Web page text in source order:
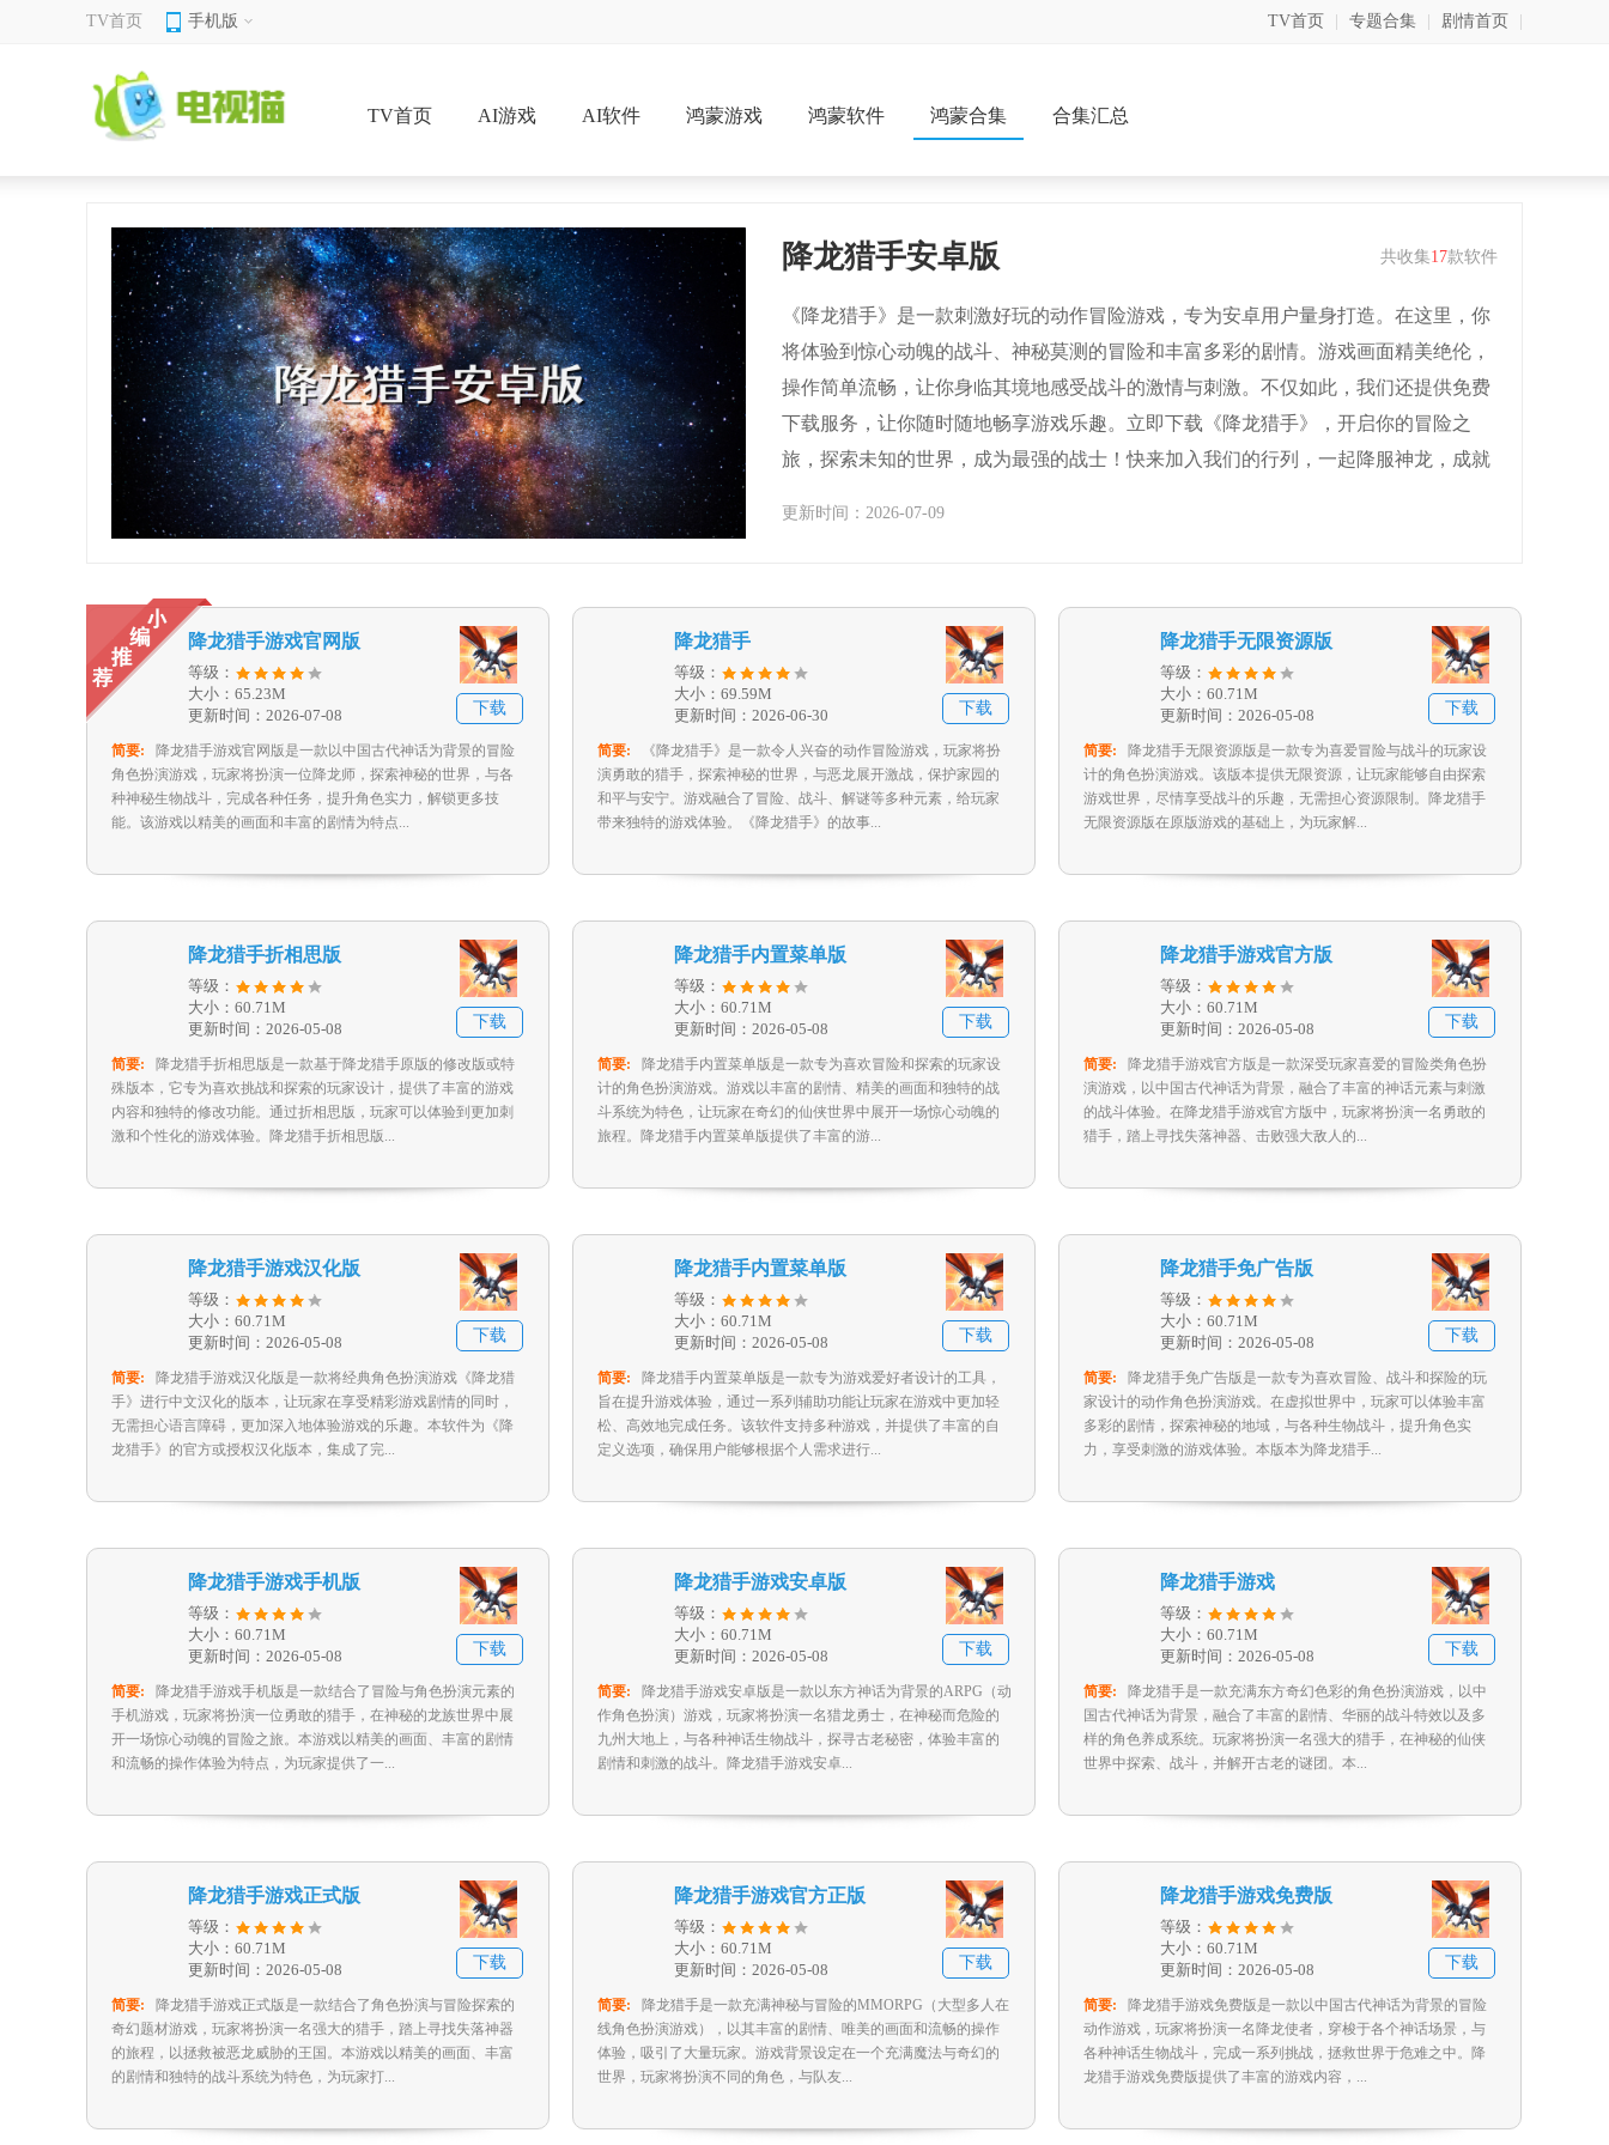
TV首页 手机版 TV首页 专题合集 剧情首页
TV首页 AI游戏 AI软件 鸿蒙游戏 鸿蒙软件 鸿蒙合集 合集汇总
共收集17款软件
降龙猎手安卓版
《降龙猎手》是一款刺激好玩的动作冒险游戏，专为安卓用户量身打造。在这里，你
将体验到惊心动魄的战斗、神秘莫测的冒险和丰富多彩的剧情。游戏画面精美绝伦，
操作简单流畅，让你身临其境地感受战斗的激情与刺激。不仅如此，我们还提供免费
下载服务，让你随时随地畅享游戏乐趣。立即下载《降龙猎手》，开启你的冒险之
旅，探索未知的世界，成为最强的战士！快来加入我们的行列，一起降服神龙，成就
更新时间：2026-07-09
降龙猎手游戏官网版
等级：
大小：65.23M
更新时间：2026-07-08
下载
简要:
降龙猎手游戏官网版是一款以中国古代神话为背景的冒险
角色扮演游戏，玩家将扮演一位降龙师，探索神秘的世界，与各
种神秘生物战斗，完成各种任务，提升角色实力，解锁更多技
能。该游戏以精美的画面和丰富的剧情为特点...
降龙猎手
等级：
大小：69.59M
更新时间：2026-06-30
下载
简要:
《降龙猎手》是一款令人兴奋的动作冒险游戏，玩家将扮
演勇敢的猎手，探索神秘的世界，与恶龙展开激战，保护家园的
和平与安宁。游戏融合了冒险、战斗、解谜等多种元素，给玩家
带来独特的游戏体验。《降龙猎手》的故事...
降龙猎手无限资源版
等级：
大小：60.71M
更新时间：2026-05-08
下载
简要:
降龙猎手无限资源版是一款专为喜爱冒险与战斗的玩家设
计的角色扮演游戏。该版本提供无限资源，让玩家能够自由探索
游戏世界，尽情享受战斗的乐趣，无需担心资源限制。降龙猎手
无限资源版在原版游戏的基础上，为玩家解...
降龙猎手折相思版
等级：
大小：60.71M
更新时间：2026-05-08
下载
简要:
降龙猎手折相思版是一款基于降龙猎手原版的修改版或特
殊版本，它专为喜欢挑战和探索的玩家设计，提供了丰富的游戏
内容和独特的修改功能。通过折相思版，玩家可以体验到更加刺
激和个性化的游戏体验。降龙猎手折相思版...
降龙猎手内置菜单版
等级：
大小：60.71M
更新时间：2026-05-08
下载
简要:
降龙猎手内置菜单版是一款专为喜欢冒险和探索的玩家设
计的角色扮演游戏。游戏以丰富的剧情、精美的画面和独特的战
斗系统为特色，让玩家在奇幻的仙侠世界中展开一场惊心动魄的
旅程。降龙猎手内置菜单版提供了丰富的游...
降龙猎手游戏官方版
等级：
大小：60.71M
更新时间：2026-05-08
下载
简要:
降龙猎手游戏官方版是一款深受玩家喜爱的冒险类角色扮
演游戏，以中国古代神话为背景，融合了丰富的神话元素与刺激
的战斗体验。在降龙猎手游戏官方版中，玩家将扮演一名勇敢的
猎手，踏上寻找失落神器、击败强大敌人的...
降龙猎手游戏汉化版
等级：
大小：60.71M
更新时间：2026-05-08
下载
简要:
降龙猎手游戏汉化版是一款将经典角色扮演游戏《降龙猎
手》进行中文汉化的版本，让玩家在享受精彩游戏剧情的同时，
无需担心语言障碍，更加深入地体验游戏的乐趣。本软件为《降
龙猎手》的官方或授权汉化版本，集成了完...
降龙猎手内置菜单版
等级：
大小：60.71M
更新时间：2026-05-08
下载
简要:
降龙猎手内置菜单版是一款专为游戏爱好者设计的工具，
旨在提升游戏体验，通过一系列辅助功能让玩家在游戏中更加轻
松、高效地完成任务。该软件支持多种游戏，并提供了丰富的自
定义选项，确保用户能够根据个人需求进行...
降龙猎手免广告版
等级：
大小：60.71M
更新时间：2026-05-08
下载
简要:
降龙猎手免广告版是一款专为喜欢冒险、战斗和探险的玩
家设计的动作角色扮演游戏。在虚拟世界中，玩家可以体验丰富
多彩的剧情，探索神秘的地域，与各种生物战斗，提升角色实
力，享受刺激的游戏体验。本版本为降龙猎手...
降龙猎手游戏手机版
等级：
大小：60.71M
更新时间：2026-05-08
下载
简要:
降龙猎手游戏手机版是一款结合了冒险与角色扮演元素的
手机游戏，玩家将扮演一位勇敢的猎手，在神秘的龙族世界中展
开一场惊心动魄的冒险之旅。本游戏以精美的画面、丰富的剧情
和流畅的操作体验为特点，为玩家提供了一...
降龙猎手游戏安卓版
等级：
大小：60.71M
更新时间：2026-05-08
下载
简要:
降龙猎手游戏安卓版是一款以东方神话为背景的ARPG（动
作角色扮演）游戏，玩家将扮演一名猎龙勇士，在神秘而危险的
九州大地上，与各种神话生物战斗，探寻古老秘密，体验丰富的
剧情和刺激的战斗。降龙猎手游戏安卓...
降龙猎手游戏
等级：
大小：60.71M
更新时间：2026-05-08
下载
简要:
降龙猎手是一款充满东方奇幻色彩的角色扮演游戏，以中
国古代神话为背景，融合了丰富的剧情、华丽的战斗特效以及多
样的角色养成系统。玩家将扮演一名强大的猎手，在神秘的仙侠
世界中探索、战斗，并解开古老的谜团。本...
降龙猎手游戏正式版
等级：
大小：60.71M
更新时间：2026-05-08
下载
简要:
降龙猎手游戏正式版是一款结合了角色扮演与冒险探索的
奇幻题材游戏，玩家将扮演一名强大的猎手，踏上寻找失落神器
的旅程，以拯救被恶龙威胁的王国。本游戏以精美的画面、丰富
的剧情和独特的战斗系统为特色，为玩家打...
降龙猎手游戏官方正版
等级：
大小：60.71M
更新时间：2026-05-08
下载
简要:
降龙猎手是一款充满神秘与冒险的MMORPG（大型多人在
线角色扮演游戏），以其丰富的剧情、唯美的画面和流畅的操作
体验，吸引了大量玩家。游戏背景设定在一个充满魔法与奇幻的
世界，玩家将扮演不同的角色，与队友...
降龙猎手游戏免费版
等级：
大小：60.71M
更新时间：2026-05-08
下载
简要:
降龙猎手游戏免费版是一款以中国古代神话为背景的冒险
动作游戏，玩家将扮演一名降龙使者，穿梭于各个神话场景，与
各种神话生物战斗，完成一系列挑战，拯救世界于危难之中。降
龙猎手游戏免费版提供了丰富的游戏内容，...